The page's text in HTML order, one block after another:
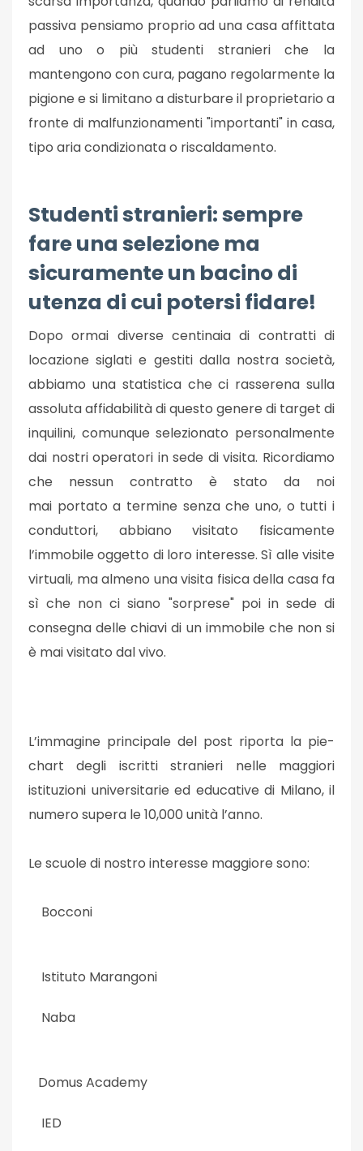
passiva pensiamo proprio ad una casa affittata
ad uno o più studenti stranieri che la
mantengono con cura, pagano regolarmente la
pigione e si limitano a disturbare il proprietario a
fronte di malfunzionamenti "importanti" in casa,
tipo aria condizionata o riscaldamento.
Studenti stranieri: sempre
fare una selezione ma
sicuramente un bacino di
utenza di cui potersi fidare!
Dopo ormai diverse centinaia di contratti di
locazione siglati e gestiti dalla nostra società,
abbiamo una statistica che ci rasserena sulla
assoluta affidabilità di questo genere di target di
inquilini, comunque selezionato personalmente
dai nostri operatori in sede di visita. Ricordiamo
che nessun contratto è stato da noi
mai portato a termine senza che uno, o tutti i
conduttori, abbiano visitato fisicamente
l’immobile oggetto di loro interesse. Sì alle visite
virtuali, ma almeno una visita fisica della casa fa
sì che non ci siano "sorprese" poi in sede di
consegna delle chiavi di un immobile che non si
è mai visitato dal vivo.
L’immagine principale del post riporta la pie-
chart degli iscritti stranieri nelle maggiori
istituzioni universitarie ed educative di Milano, il
numero supera le 10,000 unità l’anno.
Le scuole di nostro interesse maggiore sono:
Bocconi
Istituto Marangoni
Naba
Domus Academy
IED